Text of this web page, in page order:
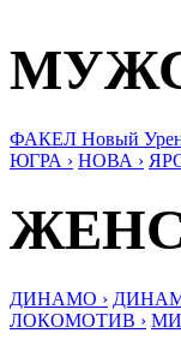
ФАКЕЛ Новый
ЮГРА › НОВА ›
ДИНАМО ›
ЛОКОМОТИВ ›